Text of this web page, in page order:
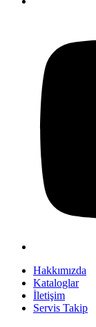
Hakkımızda
Kataloglar
İletişim
Servis Takip